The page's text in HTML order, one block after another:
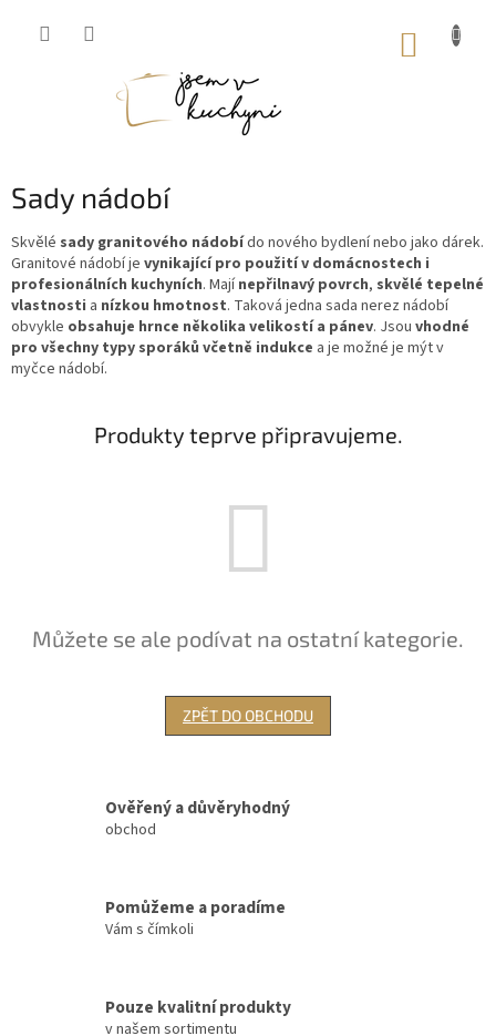
Sady nádobí
Skvělé sady granitového nádobído nového bydlení nebo jako dárek.
Granitové nádobí je vynikající pro použití v domácnostech i
profesionálních kuchyních. Majínepřilnavý povrch, skvělé tepelné
vlastnosti a nízkou hmotnost. Taková jedna sada nerez nádobí
obvykle obsahuje hrnce několika velikostí a pánev. Jsou vhodné
pro všechny typy sporáků včetně indukce a je možné je mýt v
myčce nádobí.
Produkty teprve připravujeme.
Můžete se ale podívat na ostatní kategorie.
ZPĚT DO OBCHODU
Ověřený a důvěryhodný
obchod
Pomůžeme a poradíme
Vám s čímkoli
Pouze kvalitní produkty
v našem sortimentu